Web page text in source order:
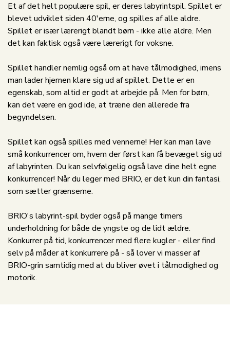
Et af det helt populære spil, er deres labyrintspil. Spillet er
blevet udviklet siden 40'erne, og spilles af alle aldre.
Spillet er især lærerigt blandt børn - ikke alle aldre. Men
det kan faktisk også være lærerigt for voksne.
Spillet handler nemlig også om at have tålmodighed, imens
man lader hjernen klare sig ud af spillet. Dette er en
egenskab, som altid er godt at arbejde på. Men for børn,
kan det være en god ide, at træne den allerede fra
begyndelsen.
Spillet kan også spilles med vennerne! Her kan man lave
små konkurrencer om, hvem der først kan få bevæget sig ud
af labyrinten. Du kan selvfølgelig også lave dine helt egne
konkurrencer! Når du leger med BRIO, er det kun din fantasi,
som sætter grænserne.
BRIO's labyrint-spil byder også på mange timers
underholdning for både de yngste og de lidt ældre.
Konkurrer på tid, konkurrencer med flere kugler - eller find
selv på måder at konkurrere på - så lover vi masser af
BRIO-grin samtidig med at du bliver øvet i tålmodighed og
motorik.